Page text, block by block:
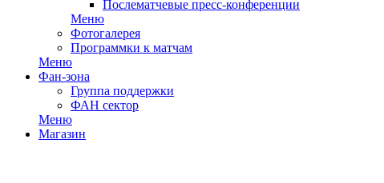
Послематчевые пресс-конференции
Меню
Фотогалерея
Программки к матчам
Меню
Фан-зона
Группа поддержки
ФАН сектор
Меню
Магазин